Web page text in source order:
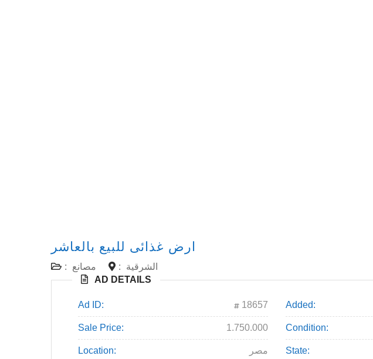
ارض غذائى للبيع بالعاشر
: مصانع :
الشرقية
AD DETAILS
Ad ID: 18657 Added:
Sale Price: 1.750.000 Condition:
Location: مصر State: